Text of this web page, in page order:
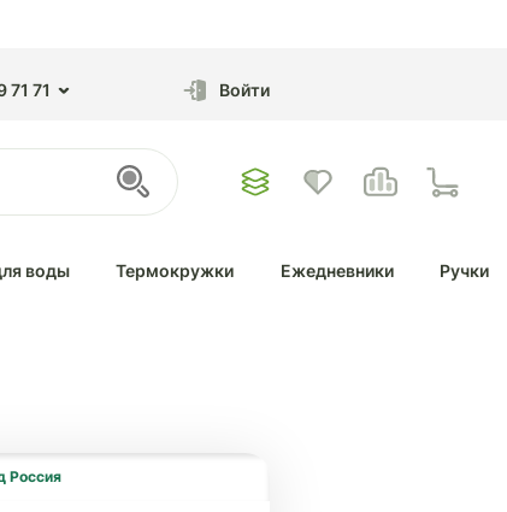
71 71 Войти
воды Термокружки Ежедневники Ручки
Россия